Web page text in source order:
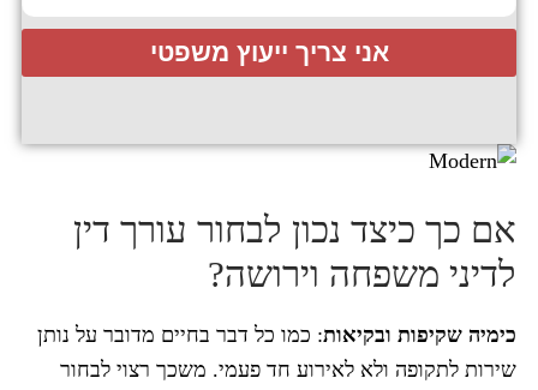
אני צריך ייעוץ משפטי
אם כך כיצד נכון לבחור עורך דין
לדיני משפחה וירושה?
כימיה שקיפות ובקיאות: כמו כל דבר בחיים מדובר על נותן
שירות לתקופה ולא לאירוע חד פעמי. משכך רצוי לבחור